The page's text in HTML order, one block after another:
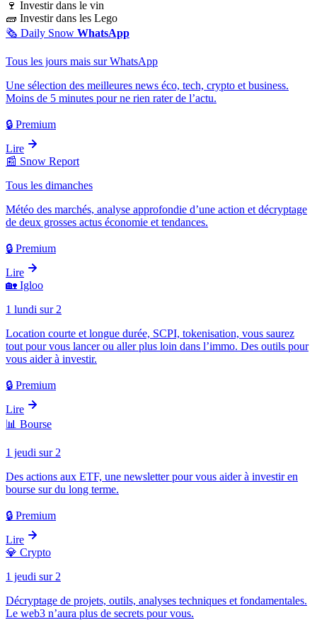
🍷 Investir dans le vin
🧱 Investir dans les Lego
🗞️ Daily Snow WhatsApp
Tous les jours mais sur WhatsApp
Une sélection des meilleures news éco, tech, crypto et business.
Moins de 5 minutes pour ne rien rater de l’actu.
🔒 Premium
Lire
📰 Snow Report
Tous les dimanches
Météo des marchés, analyse approfondie d’une action et décryptage
de deux grosses actus économie et tendances.
🔒 Premium
Lire
🏡 Igloo
1 lundi sur 2
Location courte et longue durée, SCPI, tokenisation, vous saurez
tout pour vous lancer ou aller plus loin dans l’immo. Des outils pour
vous aider à investir.
🔒 Premium
Lire
📊 Bourse
1 jeudi sur 2
Des actions aux ETF, une newsletter pour vous aider à investir en
bourse sur du long terme.
🔒 Premium
Lire
💎 Crypto
1 jeudi sur 2
Décryptage de projets, outils, analyses techniques et fondamentales.
Le web3 n’aura plus de secrets pour vous.